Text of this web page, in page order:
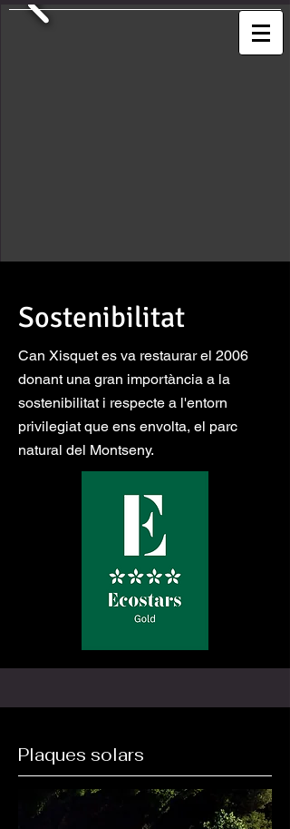
Sostenibilitat
Can Xisquet es va restaurar el 2006
donant una gran importància a la
sostenibilitat i respecte a l'entorn
privilegiat que ens envolta, el parc
natural del Montseny.
Plaques solars